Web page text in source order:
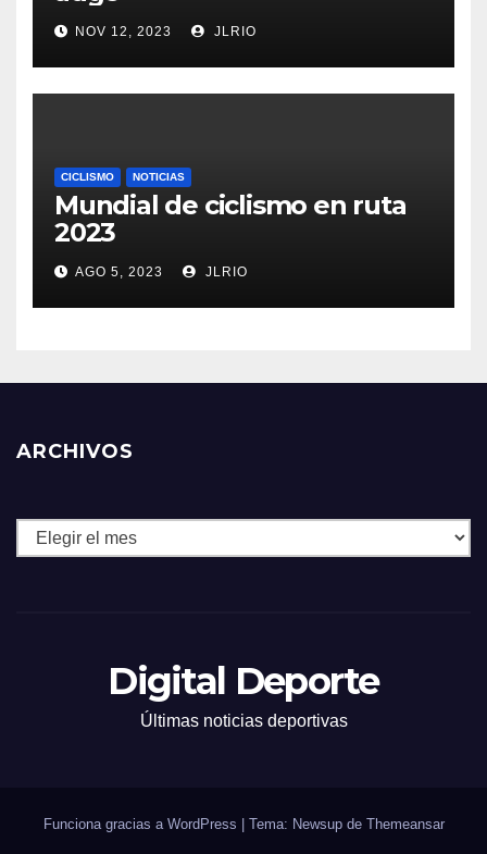
NOV 12, 2023 JLRIO
CICLISMO NOTICIAS
Mundial de ciclismo en ruta
2023
AGO 5, 2023 JLRIO
ARCHIVOS
Archivos
Digital Deporte
Últimas noticias deportivas
Funciona gracias a WordPress Tema: Newsup de Themeansar